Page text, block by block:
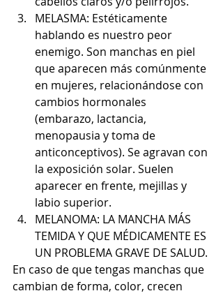
MELASMA: Estéticamente
hablando es nuestro peor
enemigo. Son manchas en piel
que aparecen más comúnmente
en mujeres, relacionándose con
cambios hormonales
(embarazo, lactancia,
menopausia y toma de
anticonceptivos). Se agravan con
la exposición solar. Suelen
aparecer en frente, mejillas y
labio superior.
MELANOMA: LA MANCHA MÁS
TEMIDA Y QUE MÉDICAMENTE ES
UN PROBLEMA GRAVE DE SALUD.
En caso de que tengas manchas que
cambian de forma, color, crecen